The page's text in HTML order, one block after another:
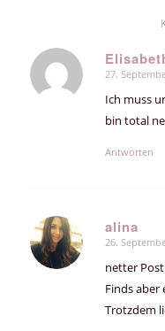
sagte:
27.
Ich muss
bin total
Antworten
alina
sagte:
26.
netter
Finds aber
Trotzdem